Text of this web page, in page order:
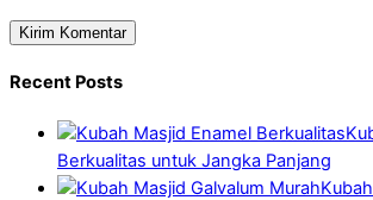
Recent Posts
Berkualitas untuk Jangka Panjang